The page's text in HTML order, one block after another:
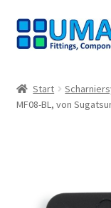
Zur
Navigation
Zum
Inhalt
AGB
Start
MF08-BL, von